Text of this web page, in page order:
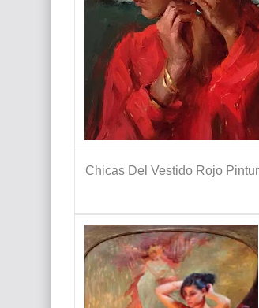
Chicas Del Vestido Rojo